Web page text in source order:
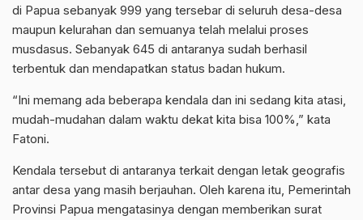
di Papua sebanyak 999 yang tersebar di seluruh desa-desa
maupun kelurahan dan semuanya telah melalui proses
musdasus. Sebanyak 645 di antaranya sudah berhasil
terbentuk dan mendapatkan status badan hukum.
“Ini memang ada beberapa kendala dan ini sedang kita atasi,
mudah-mudahan dalam waktu dekat kita bisa 100%,” kata
Fatoni.
Kendala tersebut di antaranya terkait dengan letak geografis
antar desa yang masih berjauhan. Oleh karena itu, Pemerintah
Provinsi Papua mengatasinya dengan memberikan surat